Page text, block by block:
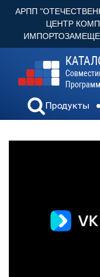
АРПП
ЦЕНТР
Продукты